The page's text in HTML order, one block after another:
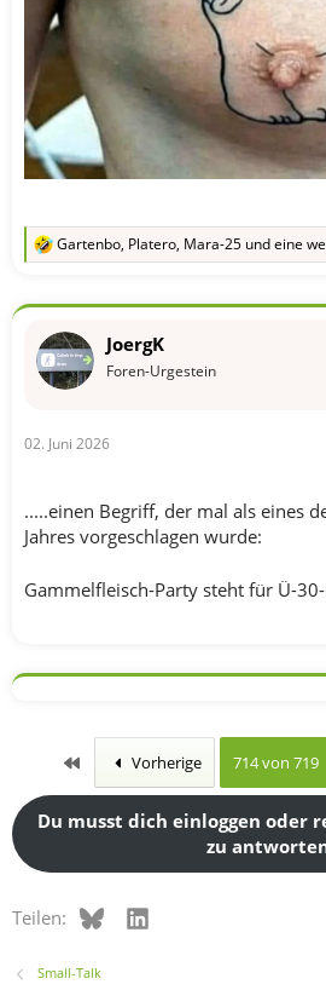
R
k
o
:
Gartenbo, Platero, Mara-25 und eine
JoergK
Foren-Urgestein
02. Juni 2026
.....einen Begriff, der mal als eines
Jahres vorgeschlagen wurde:
Gammelfleisch-Party steht für Ü-
Erste Vorherige 714 von 719
Du musst dich einloggen oder
zu
Teilen: BlueskyLinkedIn
Small-Talk